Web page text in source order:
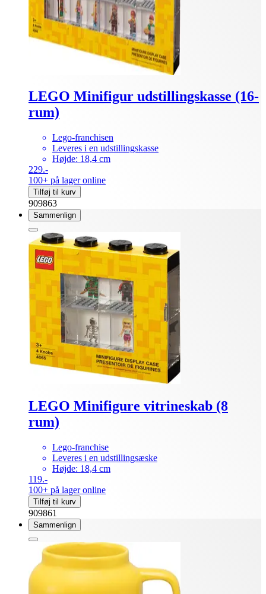
LEGO Minifigur udstillingskasse (16-
rum)
Lego-franchisen
Leveres i en udstillingskasse
Højde: 18,4 cm
229.-
100+ på lager online
Tilføj til kurv
909863
Sammenlign
LEGO Minifigure vitrineskab (8
rum)
Lego-franchise
Leveres i en udstillingsæske
Højde: 18,4 cm
119.-
100+ på lager online
Tilføj til kurv
909861
Sammenlign